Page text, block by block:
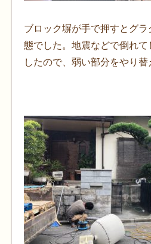
ブロック塀が手で押すとグ
態でした。地震などで倒れ
したので、弱い部分をやり替